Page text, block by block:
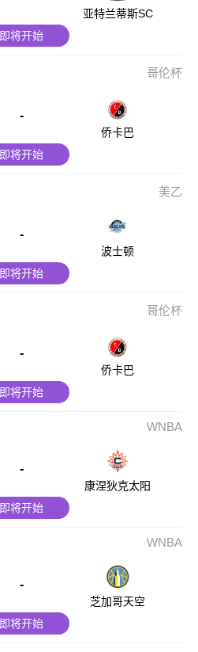
亚特兰蒂斯SC
即将开始
哥伦杯
-
侨卡巴
即将开始
美乙
-
波士顿
即将开始
哥伦杯
-
侨卡巴
即将开始
WNBA
-
康涅狄克太阳
即将开始
WNBA
-
芝加哥天空
即将开始